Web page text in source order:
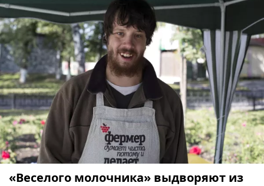
«Веселого молочника» выдворяют из